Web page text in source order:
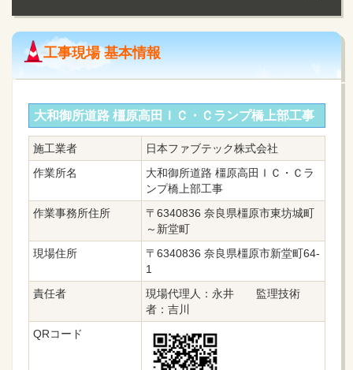
工事現場 基本情報
大和御所道路 橿原高田ＩＣ・Ｃランプ橋上部工事
施工業者
日本ファブテック株式会社
作業所名
大和御所道路 橿原高田ＩＣ・Ｃラ
ンプ橋上部工事
作業事務所住所
〒6340836 奈良県橿原市東坊城町
～新堂町
現場住所
〒6340836 奈良県橿原市新堂町64-
1
責任者
現場代理人：永井 監理技術
者：吉川
QRコード